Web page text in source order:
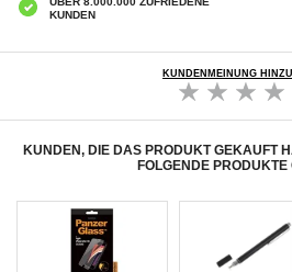
KUNDEN
KUNDENMEINUNG
KUNDEN, DIE DAS PRODUKT GEKAUFT
FOLGENDE